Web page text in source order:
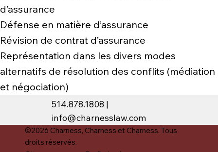
d’assurance
Défense en matière d’assurance
Révision de contrat d’assurance
Représentation dans les divers modes
alternatifs de résolution des conflits (médiation
et négociation)
514.878.1808 |
info@charnesslaw.com
©2026 Charness, Charness et Charness. Tous
droits réservés.